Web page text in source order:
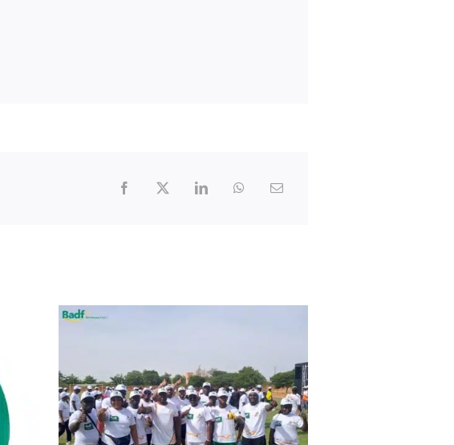
Facebook
X LinkedInWhatsAppEmail